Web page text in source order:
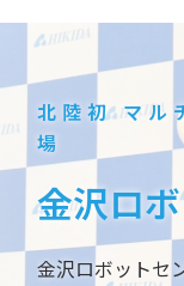
北陸初 マル
場
金沢ロ
金沢ロボットセ